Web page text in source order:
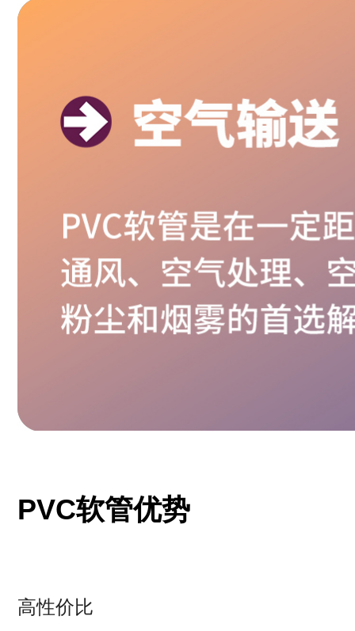
PVC软管优势
高性价比